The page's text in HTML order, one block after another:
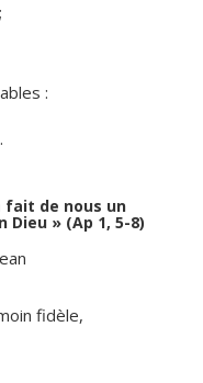
:
fait de nous un
» (Ap 1, 5-8)
fidèle,